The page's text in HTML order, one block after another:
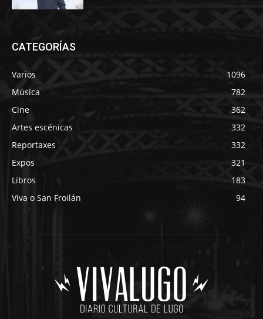
CATEGORÍAS
Varios
1096
Música
782
Cine
362
Artes escénicas
332
Reportaxes
332
Expos
321
Libros
183
Viva o San Froilán
94